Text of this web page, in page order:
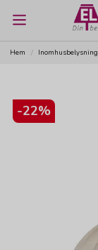
Hem Inomhusbelysning
-22%